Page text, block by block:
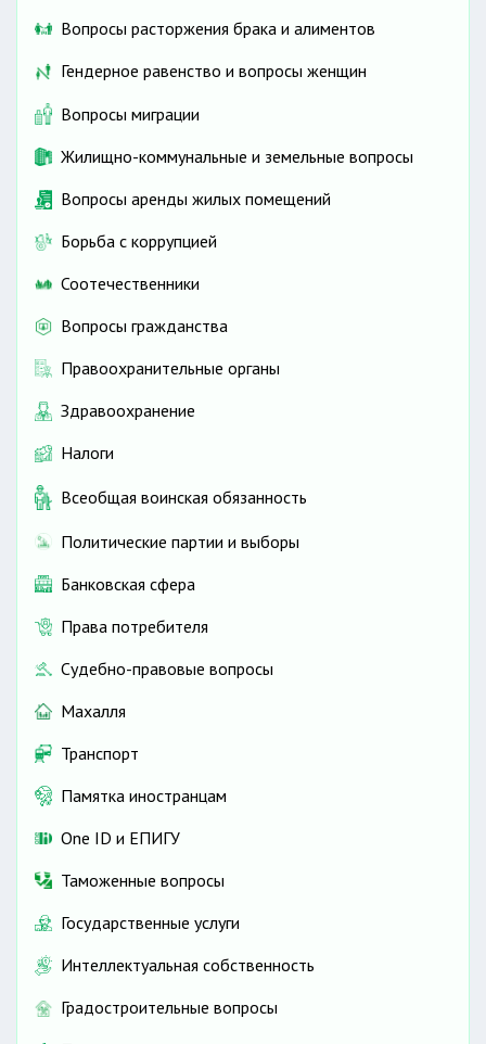
Вопросы расторжения брака и алиментов
Гендерное равенство и вопросы женщин
Вопросы миграции
Жилищно-коммунальные и земельные вопросы
Вопросы аренды жилых помещений
Борьба с коррупцией
Соотечественники
Вопросы гражданства
Правоохранительные органы
Здравоохранение
Налоги
Всеобщая воинская обязанность
Политические партии и выборы
Банковская сфера
Права потребителя
Судебно-правовые вопросы
Махалля
Транспорт
Памятка иностранцам
One ID и ЕПИГУ
Таможенные вопросы
Государственные услуги
Интеллектуальная собственность
Градостроительные вопросы